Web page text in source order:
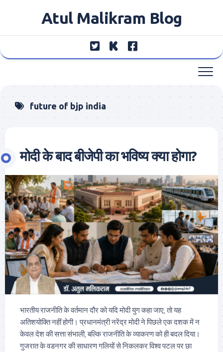
Atul Malikram Blog
future of bjp india
मोदी के बाद बीजेपी का भविष्य क्या होगा?
भारतीय राजनीति के वर्तमान दौर को यदि मोदी युग कहा जाए, तो यह
अतिशयोक्ति नहीं होगी। प्रधानमंत्री नरेंद्र मोदी ने पिछले एक दशक में न
केवल देश की सत्ता संभाली, बल्कि राजनीति के व्याकरण को ही बदल दिया।
गुजरात के वडनगर की साधारण गलियों से निकलकर विश्व पटल पर छा